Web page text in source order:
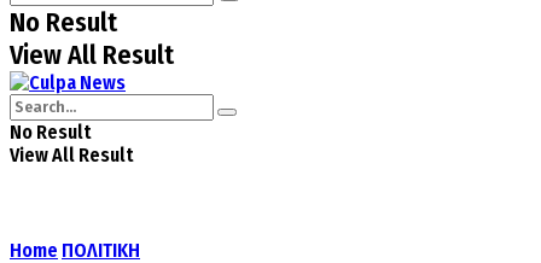
No Result
View All Result
No Result
View All Result
Home ΠΟΛΙΤΙΚΗ